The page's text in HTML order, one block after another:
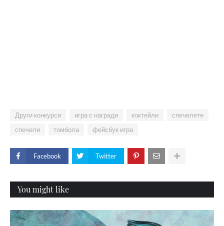
Други конкурси игра с награди коктейли
спечелете
спечели
томбола фейсбук игра
Facebook Twitter
You might like